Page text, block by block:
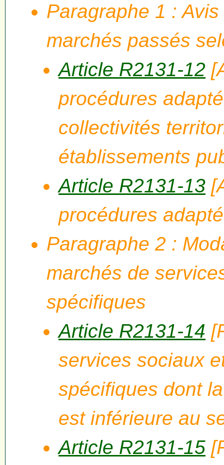
Paragraphe 1 :
marchés passés
Article R2131-12
procédures
collectivités
établissements
Article R2131-13
procédures
Paragraphe 2 :
marchés de
spécifiques
Article R2131-14
services sociaux
spécifiques dont
est inférieure au
Article R2131-15